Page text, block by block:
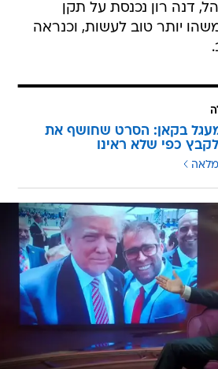
דנה רון נכנסת על תקן
יותר טוב לעשות, וכנראה
בקאן: הסרט שחושף את
כפי שלא ראינו